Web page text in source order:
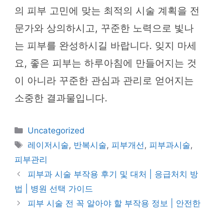
의 피부 고민에 맞는 최적의 시술 계획을 전
문가와 상의하시고, 꾸준한 노력으로 빛나
는 피부를 완성하시길 바랍니다. 잊지 마세
요, 좋은 피부는 하루아침에 만들어지는 것
이 아니라 꾸준한 관심과 관리로 얻어지는
소중한 결과물입니다.
카
테
고
리
Uncategorized
태
그
레이저시술, 반복시술, 피부개선 , 피부과시술,
피부관리
피부과 시술 부작용 후기 및 대처 | 응급처치 방
법 | 병원 선택 가이드
피부 시술 전 꼭 알아야 할 부작용 정보 | 안전한